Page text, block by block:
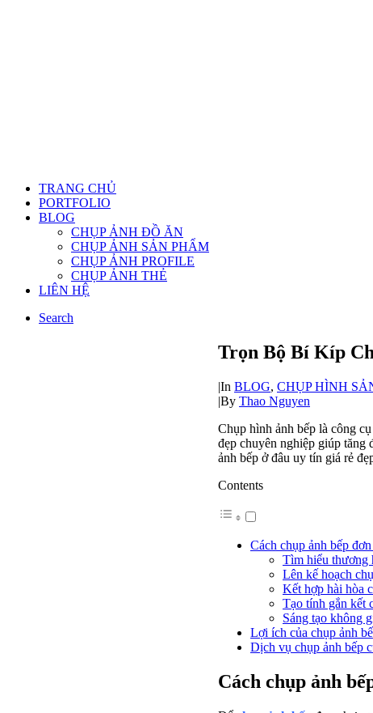
TRANG CHỦ
PORTFOLIO
BLOG
CHỤP ẢNH ĐỒ ĂN
CHỤP ẢNH SẢN PHẨM
CHỤP ẢNH PROFILE
CHỤP ẢNH THẺ
LIÊN HỆ
Search
Trọn Bộ Bí Kíp
|In BLOG, CHỤP HÌNH
|By Thao Nguyen
Chụp hình ảnh bếp là công
đẹp chuyên nghiệp giúp tăng
ảnh bếp ở đâu uy tín giá rẻ
Contents
Cách chụp ảnh bếp
Tìm hiểu thương
Lên kế hoạch
Kết hợp hài hòa
Tạo tính gắn kết
Sáng tạo không
Lợi ích của chụp ảnh
Dịch vụ chụp ảnh bếp
Cách chụp ảnh